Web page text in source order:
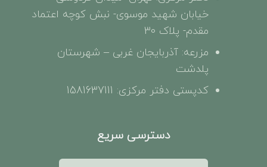
خیابان شهید موسوی- نبش کوچه اعتماد
مقدم- پلاک 30
مزرعه: آذربایجان غربی – شهرستان
پلدشت
کدپستی دفتر مرکزی: 1581637111
دسترسی سریع